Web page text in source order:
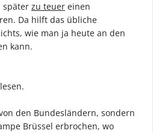
später zu teuer einen
Da hilft das übliche
wie man ja heute an den
kann.
den Bundesländern, sondern
Brüssel erbrochen, wo